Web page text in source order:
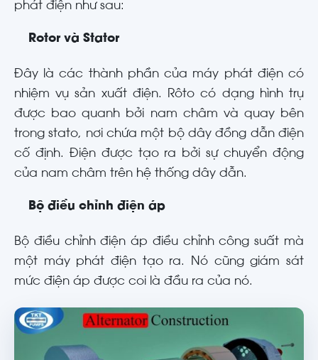
phát điện như sau:
Rotor và Stator
Đây là các thành phần của máy phát điện có
nhiệm vụ sản xuất điện. Rôto có dạng hình trụ
được bao quanh bởi nam châm và quay bên
trong stato, nơi chứa một bộ dây đồng dẫn điện
cố định. Điện được tạo ra bởi sự chuyển động
của nam châm trên hệ thống dây dẫn.
Bộ điều chỉnh điện áp
Bộ điều chỉnh điện áp điều chỉnh công suất mà
một máy phát điện tạo ra. Nó cũng giám sát
mức điện áp được coi là đầu ra của nó.